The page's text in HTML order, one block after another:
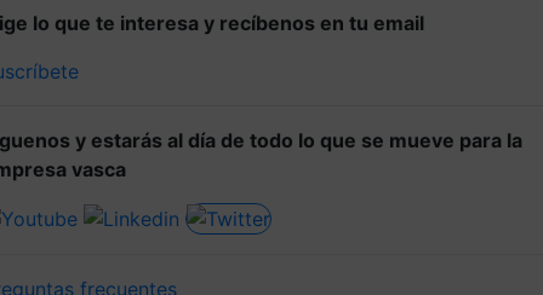
lo que te interesa y recíbenos en tu email
y estarás al día de todo lo que se mueve para la
vasca
frecuentes